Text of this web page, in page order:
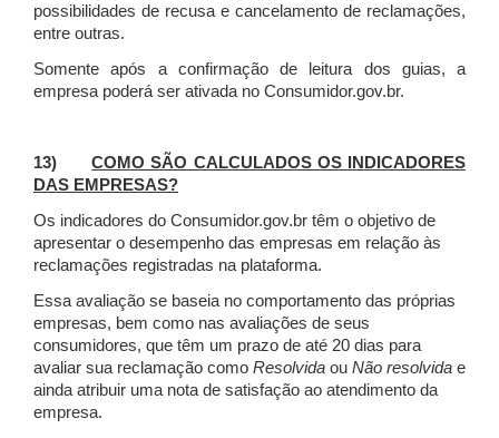
possibilidades de recusa e cancelamento de reclamações,
entre outras.
Somente após a confirmação de leitura dos guias, a
empresa poderá ser ativada no Consumidor.gov.br.
13)COMO SÃO CALCULADOS OS INDICADORES
DAS EMPRESAS?
Os indicadores do Consumidor.gov.br têm o objetivo de
apresentar o desempenho das empresas em relação às
reclamações registradas na plataforma.
Essa avaliação se baseia no comportamento das próprias
empresas, bem como nas avaliações de seus
consumidores, que têm um prazo de até 20 dias para
avaliar sua reclamação como Resolvida ou Não resolvida e
ainda atribuir uma nota de satisfação ao atendimento da
empresa.